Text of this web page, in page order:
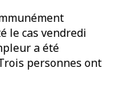
le cas vendredi
a été
personnes ont